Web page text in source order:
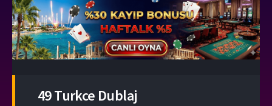
49 Turkce Dublaj